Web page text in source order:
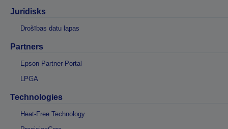
Juridisks
Drošības datu lapas
Partners
Epson Partner Portal
LPGA
Technologies
Heat-Free Technology